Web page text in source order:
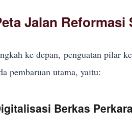
Jalan
ke depan, penguatan pilar
pembaruan utama, yaitu:
Berkas